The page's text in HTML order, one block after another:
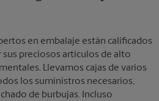
en embalaje están calificados
sus preciosos artículos de alto
Llevamos cajas de varios
los suministros necesarios,
de burbujas. Incluso